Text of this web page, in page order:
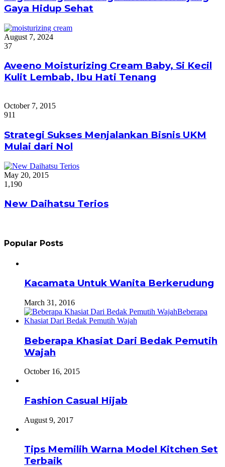
Gaya Hidup Sehat
August 7, 2024
37
Aveeno Moisturizing Cream Baby, Si Kecil
Kulit Lembab, Ibu Hati Tenang
October 7, 2015
911
Strategi Sukses Menjalankan Bisnis UKM
Mulai dari Nol
May 20, 2015
1,190
New Daihatsu Terios
Popular Posts
Kacamata Untuk Wanita Berkerudung
March 31, 2016
Beberapa Khasiat Dari Bedak Pemutih
Wajah
October 16, 2015
Fashion Casual Hijab
August 9, 2017
Tips Memilih Warna Model Kitchen Set
Terbaik